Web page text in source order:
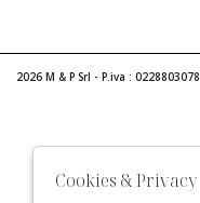
2026 M & P Srl - P.iva :
Cookies & Privacy